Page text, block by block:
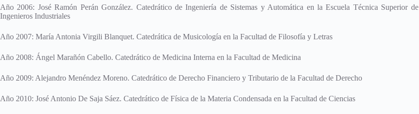
Año 2006: José Ramón Perán González. Catedrático de Ingeniería de Sistemas y Automática en la Escuela Técnica Superior de
Ingenieros Industriales
Año 2007: María Antonia Virgili Blanquet. Catedrática de Musicología en la Facultad de Filosofía y Letras
Año 2008: Ángel Marañón Cabello. Catedrático de Medicina Interna en la Facultad de Medicina
Año 2009: Alejandro Menéndez Moreno. Catedrático de Derecho Financiero y Tributario de la Facultad de Derecho
Año 2010: José Antonio De Saja Sáez. Catedrático de Física de la Materia Condensada en la Facultad de Ciencias